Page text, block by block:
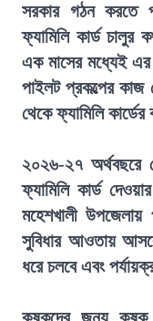
সরকার গঠন করতে
ফ্যামিলি কার্ড চালুর
এক মাসের মধ্যেই এর
পাইলট প্রকল্পের
থেকে ফ্যামিলি
২০২৬-২৭ অর্থবছরে
ফ্যামিলি কার্ড
মহেশখালী
সুবিধার আওতায়
ধরে চলবে এবং